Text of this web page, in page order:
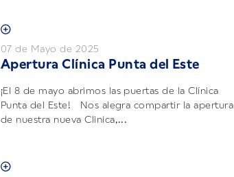
07 de Mayo de 2025
Apertura Clínica Punta del Este
¡El 8 de mayo abrimos las puertas de la Clínica
Punta del Este! Nos alegra compartir la apertura
de nuestra nueva Clinica,...